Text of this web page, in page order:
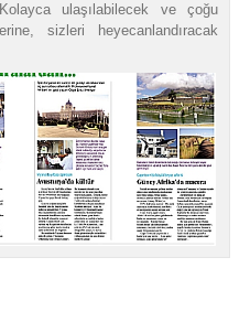
ulaşılabilecek ve çoğu
sizleri heyecanlandıracak